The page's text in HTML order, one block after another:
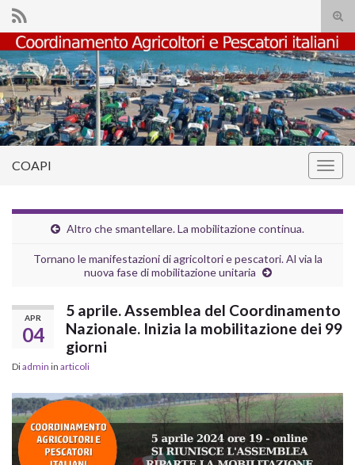
il
di
Search for:
COAPI
Altro che smantellare. La mobilitazione continua.
Tornano le manifestazioni di agricoltori e pescatori. Al via la
nuova fase di mobilitazione unitaria
APR
04
5 aprile. Assemblea del Coordinamento
Nazionale. Inizia la mobilitazione dei 99
giorni
Diadmin in articoli